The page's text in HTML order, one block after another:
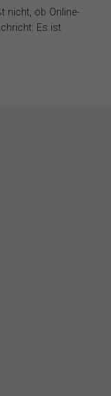
nicht, ob Online-
Es ist